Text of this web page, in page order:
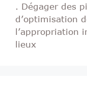
. Dégager des
d’optimisation
l’appropriation
lieux